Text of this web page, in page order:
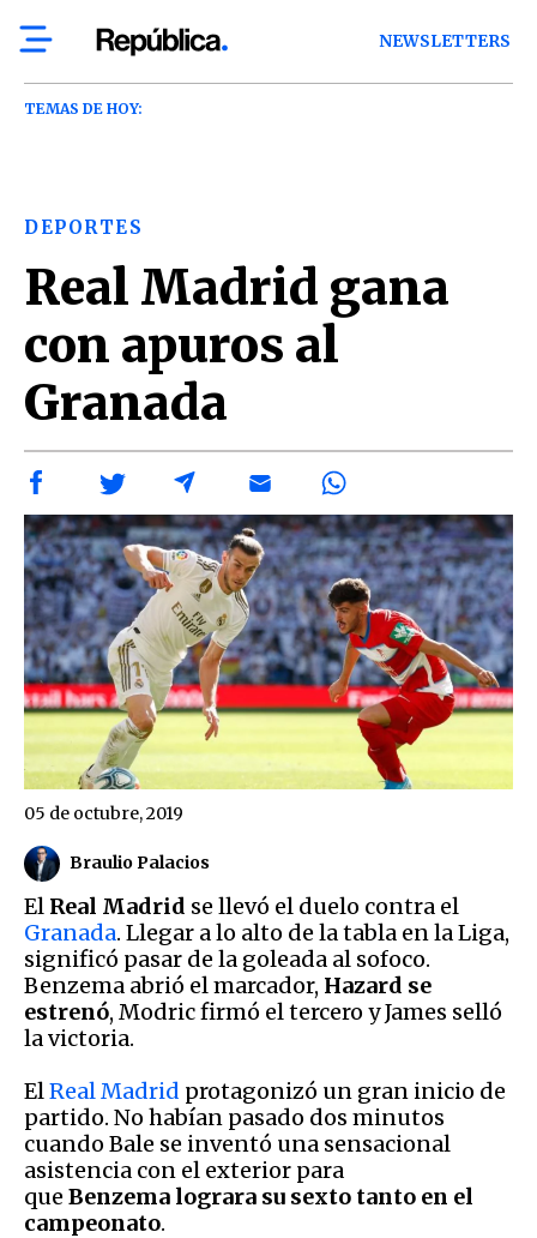
NEWSLETTERS
TEMAS DE HOY:
DEPORTES
Real Madrid gana
con apuros al
Granada
Braulio Palacios
05 de octubre, 2019
El Real Madrid se llevó el duelo contra el
Granada. Llegar a lo alto de la tabla en la Liga,
significó pasar de la goleada al sofoco.
Benzema abrió el marcador, Hazard se
estrenó, Modric firmó el tercero y James selló
la victoria.
ElReal Madrid protagonizó un gran inicio de
partido. No habían pasado dos minutos
cuando Bale se inventó una sensacional
asistencia con el exterior para
que Benzema lograra su sexto tanto en el
campeonato.